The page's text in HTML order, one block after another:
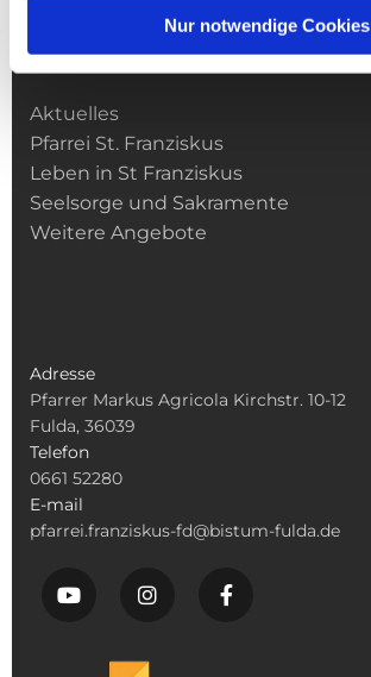
Nur notwendige Cookies
Kirchengemeinde­­ St. Franziskus
Aktuelles
Pfarrei St. Franziskus
Leben in St Franziskus
Seelsorge und Sakramente
Weitere Angebote
Adresse
Pfarrer Markus Agricola Kirchstr. 10-12
Fulda, 36039
Telefon
0661 52280
E-mail
pfarrei.franziskus-fd@bistum-fulda.de